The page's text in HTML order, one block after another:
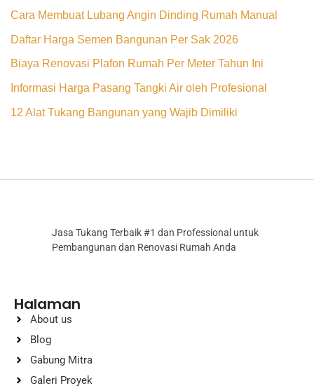
Cara Membuat Lubang Angin Dinding Rumah Manual
Daftar Harga Semen Bangunan Per Sak 2026
Biaya Renovasi Plafon Rumah Per Meter Tahun Ini
Informasi Harga Pasang Tangki Air oleh Profesional
12 Alat Tukang Bangunan yang Wajib Dimiliki
Jasa Tukang Terbaik #1 dan Professional untuk
Pembangunan dan Renovasi Rumah Anda
Halaman
About us
Blog
Gabung Mitra
Galeri Proyek